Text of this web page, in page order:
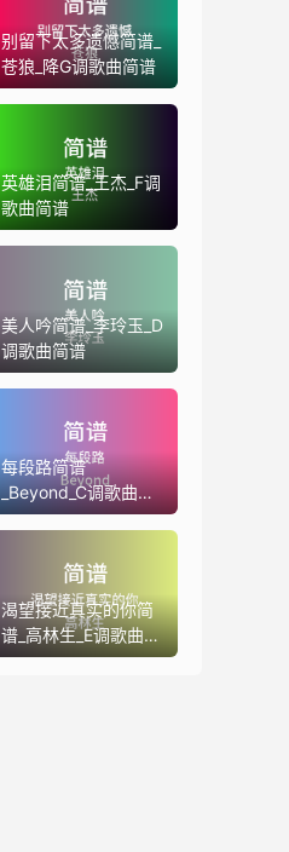
别留下太多遗憾简谱_
苍狼_降G调歌曲简谱
英雄泪简谱_王杰_F调
歌曲简谱
美人吟简谱_李玲玉_D
调歌曲简谱
每段路简谱
_Beyond_C调歌曲简
谱(版本2)
渴望接近真实的你简
谱_高林生_E调歌曲简
谱